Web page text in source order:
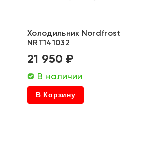
Холодильник Nordfrost
NRT141032
21 950 ₽
В наличии
В Корзину